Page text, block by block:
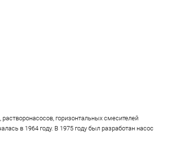
горизонтальных смесителей
в 1964 году. В 1975 году был разработан насос